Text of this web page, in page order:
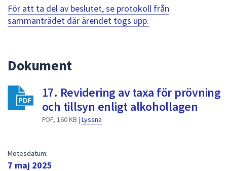
för
att
navigera
för
att
För att ta del av beslutet, se protokoll från
sammanträdet där ärendet togs upp.
Dokument
17. Revidering av taxa för prövning
och tillsyn enligt alkohollagen
PDF, 160 KB | Lyssna
Mötesdatum:
7 maj 2025